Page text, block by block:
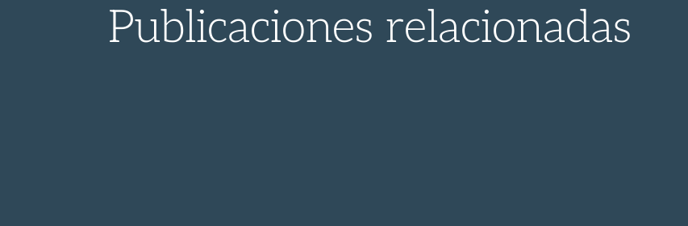
Publicaciones relacionadas